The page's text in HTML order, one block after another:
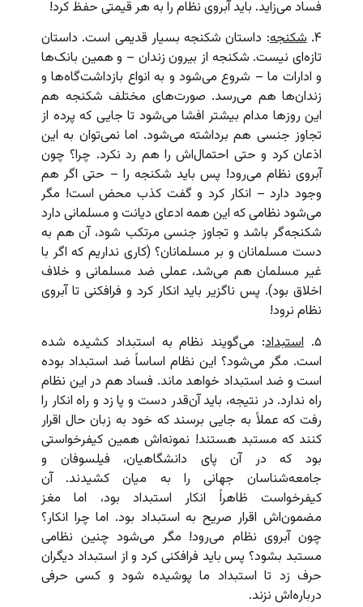
فساد می‌زاید. باید آبروی نظام را به هر قیمتی حفظ کرد!
۴. شکنجه: داستان شکنجه بسیار قدیمی است. داستان
تازه‌ای نیست. شکنجه از بیرون زندان – و همین بانک‌ها
و ادارات ما – شروع می‌شود و به انواع بازداشت‌گاه‌ها و
زندان‌ها هم می‌رسد. صورت‌های مختلف شکنجه هم
این روزها مدام بیشتر افشا می‌شود تا جایی که پرده از
تجاوز جنسی هم برداشته می‌شود. اما نمی‌توان به این
اذعان کرد و حتی احتمال‌اش را هم رد نکرد. چرا؟ چون
آبروی نظام می‌رود! پس باید شکنجه را – حتی اگر هم
وجود دارد – انکار کرد و گفت کذب محض است! مگر
می‌شود نظامی که این همه ادعای دیانت و مسلمانی دارد
شکنجه‌گر باشد و تجاوز جنسی مرتکب شود، آن هم به
دست مسلمانان و بر مسلمانان؟ (کاری نداریم که اگر با
غیر مسلمان هم می‌شد،‌ عملی ضد مسلمانی و خلاف
اخلاق بود). پس ناگزیر باید انکار کرد و فرافکنی تا آبروی
نظام نرود!
۵. استبداد: می‌گویند نظام به استبداد کشیده شده
است. مگر می‌شود؟ این نظام اساساً ضد استبداد بوده
است و ضد استبداد خواهد ماند. فساد هم در این نظام
راه ندارد. در نتیجه، باید آن‌قدر دست و پا زد و راه انکار را
رفت که عملاً به جایی برسند که خود به زبان حال اقرار
کنند که مستبد هستند! نمونه‌اش همین کیفرخواستی
بود که در آن پای دانشگاهیان، فیلسوفان و
جامعه‌شناسان جهانی را به میان کشیدند. آن
کیفرخواست ظاهراً انکار استبداد بود،‌ اما مغز
مضمون‌اش اقرار صریح به استبداد بود. اما چرا انکار؟
چون آبروی نظام می‌رود! مگر می‌شود چنین نظامی
مستبد بشود؟ پس باید فرافکنی کرد و از استبداد دیگران
حرف زد تا استبداد ما پوشیده شود و کسی حرفی
درباره‌اش نزند.